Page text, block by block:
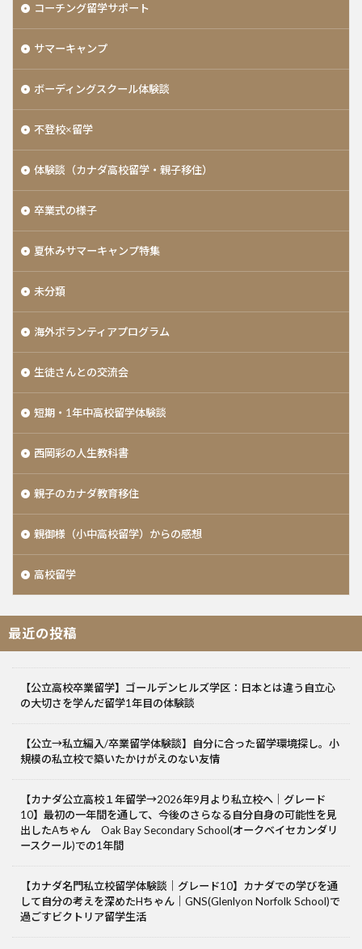
コーチング留学サポート
サマーキャンプ
ボーディングスクール体験談
不登校×留学
体験談（カナダ高校留学・親子移住）
卒業式の様子
夏休みサマーキャンプ特集
未分類
海外ボランティアプログラム
生徒さんとの交流会
短期・1年中高校留学体験談
西岡彩の人生教科書
親子のカナダ教育移住
親御様（小中高校留学）からの感想
高校留学
最近の投稿
【公立高校卒業留学】ゴールデンヒルズ学区：日本とは違う自立心
の大切さを学んだ留学1年目の体験談
【公立→私立編入/卒業留学体験談】自分に合った留学環境探し。小
規模の私立校で築いたかけがえのない友情
【カナダ公立高校１年留学→2026年9月より私立校へ｜グレード
10】最初の一年間を通して、今後のさらなる自分自身の可能性を見
出したAちゃん Oak Bay Secondary School(オークベイセカンダリ
ースクール)での1年間
【カナダ名門私立校留学体験談｜グレード10】カナダでの学びを通
して自分の考えを深めたHちゃん｜GNS(Glenlyon Norfolk School)で
過ごすビクトリア留学生活